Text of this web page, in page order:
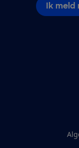
Ik meld